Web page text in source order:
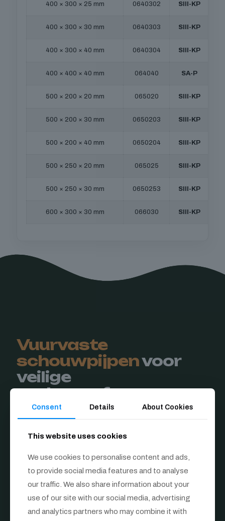
400 × 300 × 25 mm 0640302 SIII-KP
400 × 300 × 30 mm 0640303 SIII-KP
400 × 300 × 40 mm 0640304 SIII-KP
400 × 400 × 40 mm 064040 SA-P
500 × 200 × 20 mm 065020 SIII-KP
500 × 200 × 30 mm 0650203 SIII-KP
500 × 200 × 40 mm 0650204 SIII-KP
500 × 250 × 20 mm 065025 SIII-KP
500 × 250 × 30 mm 0650253 SIII-KP
600 × 300 × 30 mm 066030 SIII-KP
Vuurvaste
schouwpijpenvoor
veilige
rookgasafvoer en
hoge thermische
belasting
duurzame en veilige rookkanalen voor allesbranders, hout-
hoogwaardige vuurvaste klei en zijn ontworpen om
extreme rookgastemperaturen, thermische schokken en
Dankzij hun massieve wandopbouw en gecontroleerde
Consent Details About Cookies
This website uses cookies
We use cookies to personalise content and ads,
to provide social media features and to analyse
our traffic. We also share information about your
use of our site with our social media, advertising
and analytics partners who may combine it with